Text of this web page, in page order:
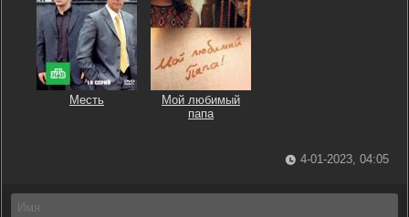
Месть
Мой любимый
папа
4-01-2023, 04:05